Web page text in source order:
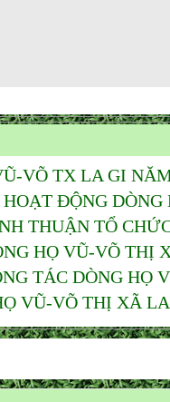
VÕ TX LA GI
ĐỘNG
THUẬN TỔ
HỌ VŨ-VÕ THỊ
TÁC DÒNG HỌ
VŨ-VÕ THỊ XÃ